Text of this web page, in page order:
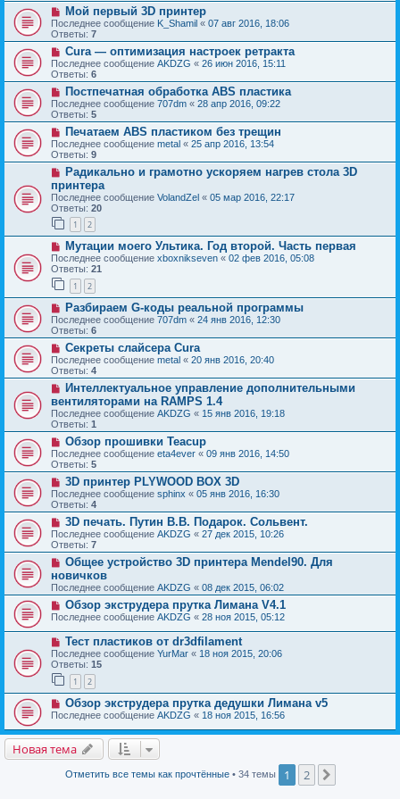
Мой первый 3D принтер
Последнее сообщение K_Shamil « 07 авг 2016, 18:06
Ответы: 7
Cura — оптимизация настроек ретракта
Последнее сообщение AKDZG « 26 июн 2016, 15:11
Ответы: 6
Постпечатная обработка ABS пластика
Последнее сообщение 707dm « 28 апр 2016, 09:22
Ответы: 5
Печатаем ABS пластиком без трещин
Последнее сообщение metal « 25 апр 2016, 13:54
Ответы: 9
Радикально и грамотно ускоряем нагрев стола 3D
принтера
Последнее сообщение VolandZel « 05 мар 2016, 22:17
Ответы: 20
1 2
Мутации моего Ультика. Год второй. Часть первая
Последнее сообщение xboxnikseven « 02 фев 2016, 05:08
Ответы: 21
1 2
Разбираем G-коды реальной программы
Последнее сообщение 707dm « 24 янв 2016, 12:30
Ответы: 6
Секреты слайсера Cura
Последнее сообщение metal « 20 янв 2016, 20:40
Ответы: 4
Интеллектуальное управление дополнительными
вентиляторами на RAMPS 1.4
Последнее сообщение AKDZG « 15 янв 2016, 19:18
Ответы: 1
Обзор прошивки Teacup
Последнее сообщение eta4ever « 09 янв 2016, 14:50
Ответы: 5
3D принтер PLYWOOD BOX 3D
Последнее сообщение sphinx « 05 янв 2016, 16:30
Ответы: 4
3D печать. Путин В.В. Подарок. Сольвент.
Последнее сообщение AKDZG « 27 дек 2015, 10:26
Ответы: 7
Общее устройство 3D принтера Mendel90. Для
новичков
Последнее сообщение AKDZG « 08 дек 2015, 06:02
Обзор экструдера прутка Лимана V4.1
Последнее сообщение AKDZG « 28 ноя 2015, 05:12
Тест пластиков от dr3dfilament
Последнее сообщение YurMar « 18 ноя 2015, 20:06
Ответы: 15
1 2
Обзор экструдера прутка дедушки Лимана v5
Последнее сообщение AKDZG « 18 ноя 2015, 16:56
Новая тема
Отметить все темы как прочтённые• 34 темы 1 2